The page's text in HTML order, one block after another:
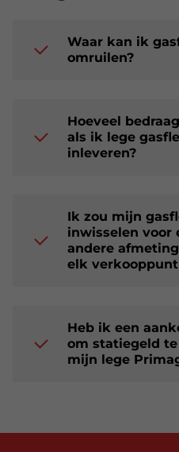
Waar kan ik
omruilen?
Hoeveel
als ik lege
inleveren?
Ik zou mijn
inwisselen voor
andere
elk
Heb ik een
om statiegeld
mijn lege